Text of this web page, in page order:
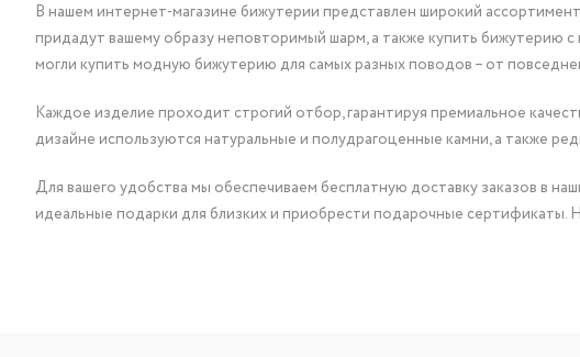
В нашем интернет-магазине бижутерии представлен широкий
придадут вашему образу неповторимый шарм, а также купить
могли купить модную бижутерию для самых разных поводов – от
Каждое изделие проходит строгий отбор, гарантируя премиальное
дизайне используются натуральные и полудрагоценные камни, а также
Для вашего удобства мы обеспечиваем бесплатную доставку заказов в
идеальные подарки для близких и приобрести подарочные